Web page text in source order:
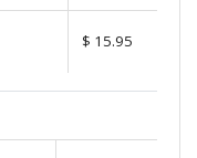
$ 15.95